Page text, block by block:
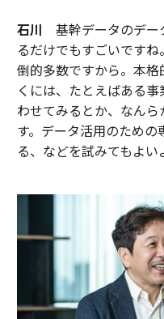
石川 基幹データのデ
るだけでもすごいです
倒的多数ですから。本
くには、たとえばある
わせてみるとか、なん
す。データ活用のため
る、などを試みてもよい